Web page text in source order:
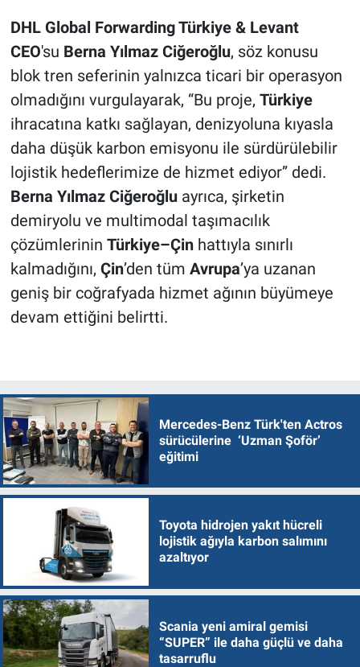
DHL Global Forwarding Türkiye & Levant
CEO'su Berna Yılmaz Ciğeroğlu, söz konusu
blok tren seferinin yalnızca ticari bir operasyon
olmadığını vurgulayarak, “Bu proje, Türkiye
ihracatına katkı sağlayan, denizyoluna kıyasla
daha düşük karbon emisyonu ile sürdürülebilir
lojistik hedeflerimize de hizmet ediyor” dedi.
Berna Yılmaz Ciğeroğluayrıca, şirketin
demiryolu ve multimodal taşımacılık
çözümlerinin Türkiye–Çinhattıyla sınırlı
kalmadığını, Çin’den tüm Avrupa’ya uzanan
geniş bir coğrafyada hizmet ağının büyümeye
devam ettiğini belirtti.
Mercedes-Benz Türk'ten Actros
sürücülerine ‘Uzman Şoför’
eğitimi
Toyota hidrojen yakıt hücreli
lojistik ağıyla karbon salımını
azaltıyor
Scania yeni amiral gemisi
“SUPER” ile daha güçlü ve daha
tasarruflu